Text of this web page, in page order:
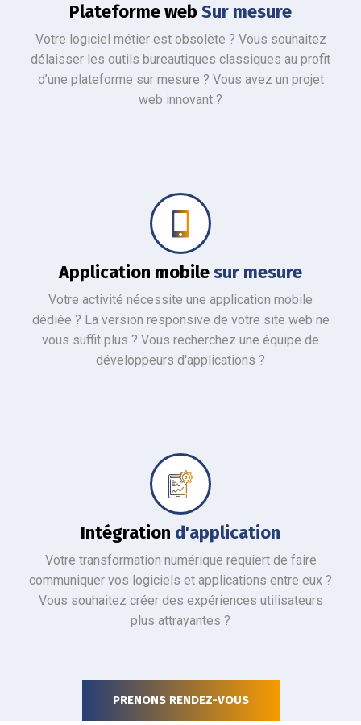
Plateforme web Sur mesure
Votre logiciel métier est obsolète ? Vous souhaitez
délaisser les outils bureautiques classiques au profit
d’une plateforme sur mesure ? Vous avez un projet
web innovant ?
Application mobilesur mesure
Votre activité nécessite une application mobile
dédiée ? La version responsive de votre site web ne
vous suffit plus ? Vous recherchez une équipe de
développeurs d'applications ?
Intégration d'application
Votre transformation numérique requiert de faire
communiquer vos logiciels et applications entre eux ?
Vous souhaitez créer des expériences utilisateurs
plus attrayantes ?
PRENONS RENDEZ-VOUS